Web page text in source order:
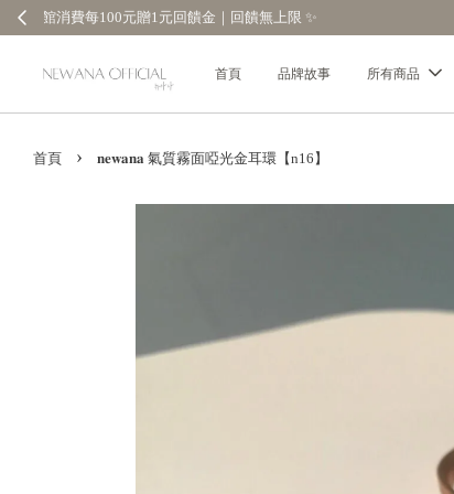
首頁 品牌故事 所有商品
首頁 › 𝐧𝐞𝐰𝐚𝐧𝐚 氣質霧面啞光金耳環【n16】